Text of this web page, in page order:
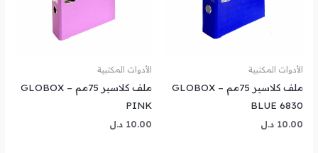
الأدوات المكتبية
ملف كلاسير 75مم GLOBOX –
BLUE 6830
10.00 د.ل
الأدوات المكتبية
ملف كلاسير 75مم GLOBOX –
PINK
10.00 د.ل